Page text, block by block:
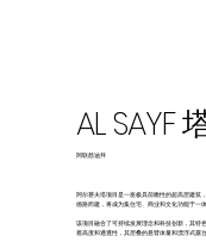
AL SAYF
阿联酋迪拜
阿尔赛夫塔项目是一座极具前瞻性的超高层建筑
德路而建，将成为集住宅、商业和文化功能于一体
该项目融合了可持续发展理念和科技创新，其特
着高度和通透性，其层叠的悬臂体量和漂浮式露